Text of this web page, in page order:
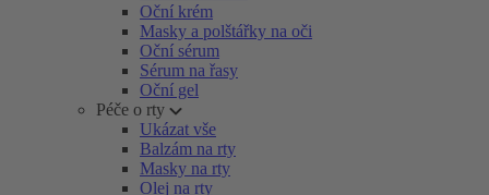
Oční krém
Masky a polštářky na oči
Oční sérum
Sérum na řasy
Oční gel
Péče o rty
Ukázat vše
Balzám na rty
Masky na rty
Olej na rty